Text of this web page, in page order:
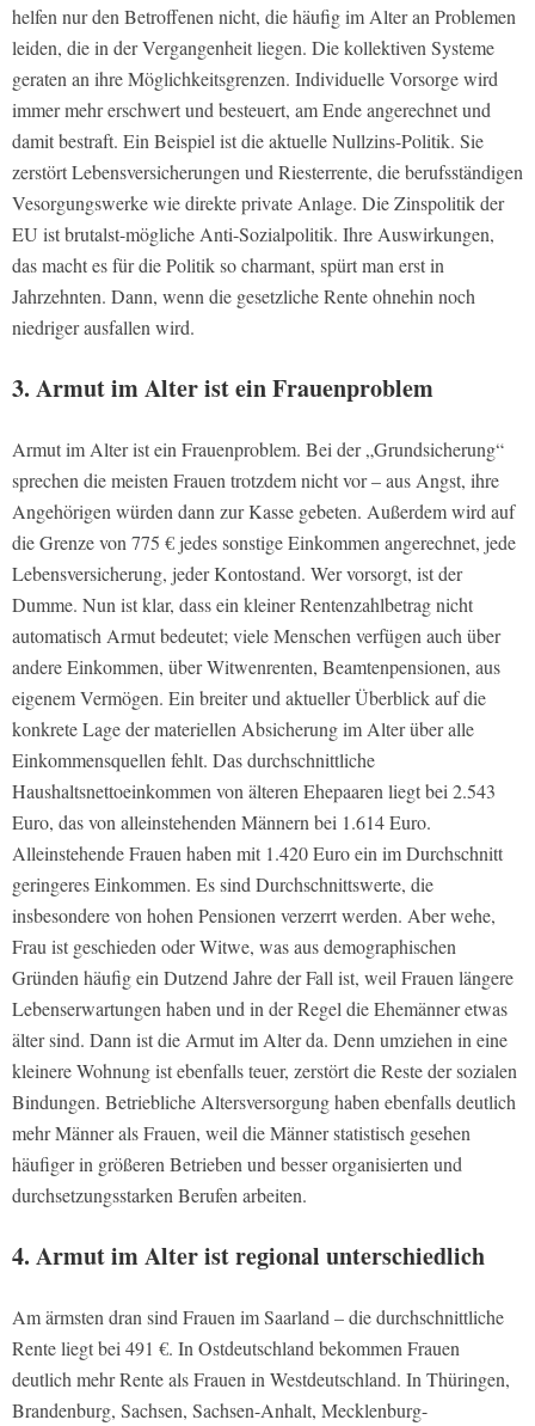
helfen nur den Betroffenen nicht, die häufig im Alter an Problemen
leiden, die in der Vergangenheit liegen. Die kollektiven Systeme
geraten an ihre Möglichkeitsgrenzen. Individuelle Vorsorge wird
immer mehr erschwert und besteuert, am Ende angerechnet und
damit bestraft. Ein Beispiel ist die aktuelle Nullzins-Politik. Sie
zerstört Lebensversicherungen und Riesterrente, die berufsständigen
Vesorgungswerke wie direkte private Anlage. Die Zinspolitik der
EU ist brutalst-mögliche Anti-Sozialpolitik. Ihre Auswirkungen,
das macht es für die Politik so charmant, spürt man erst in
Jahrzehnten. Dann, wenn die gesetzliche Rente ohnehin noch
niedriger ausfallen wird.
3. Armut im Alter ist ein Frauenproblem
Armut im Alter ist ein Frauenproblem. Bei der „Grundsicherung“
sprechen die meisten Frauen trotzdem nicht vor – aus Angst, ihre
Angehörigen würden dann zur Kasse gebeten. Außerdem wird auf
die Grenze von 775 € jedes sonstige Einkommen angerechnet, jede
Lebensversicherung, jeder Kontostand. Wer vorsorgt, ist der
Dumme. Nun ist klar, dass ein kleiner Rentenzahlbetrag nicht
automatisch Armut bedeutet; viele Menschen verfügen auch über
andere Einkommen, über Witwenrenten, Beamtenpensionen, aus
eigenem Vermögen. Ein breiter und aktueller Überblick auf die
konkrete Lage der materiellen Absicherung im Alter über alle
Einkommensquellen fehlt. Das durchschnittliche
Haushaltsnettoeinkommen von älteren Ehepaaren liegt bei 2.543
Euro, das von alleinstehenden Männern bei 1.614 Euro.
Alleinstehende Frauen haben mit 1.420 Euro ein im Durchschnitt
geringeres Einkommen. Es sind Durchschnittswerte, die
insbesondere von hohen Pensionen verzerrt werden. Aber wehe,
Frau ist geschieden oder Witwe, was aus demographischen
Gründen häufig ein Dutzend Jahre der Fall ist, weil Frauen längere
Lebenserwartungen haben und in der Regel die Ehemänner etwas
älter sind. Dann ist die Armut im Alter da. Denn umziehen in eine
kleinere Wohnung ist ebenfalls teuer, zerstört die Reste der sozialen
Bindungen. Betriebliche Altersversorgung haben ebenfalls deutlich
mehr Männer als Frauen, weil die Männer statistisch gesehen
häufiger in größeren Betrieben und besser organisierten und
durchsetzungsstarken Berufen arbeiten.
4. Armut im Alter ist regional unterschiedlich
Am ärmsten dran sind Frauen im Saarland – die durchschnittliche
Rente liegt bei 491 €. In Ostdeutschland bekommen Frauen
deutlich mehr Rente als Frauen in Westdeutschland. In Thüringen,
Brandenburg, Sachsen, Sachsen-Anhalt, Mecklenburg-